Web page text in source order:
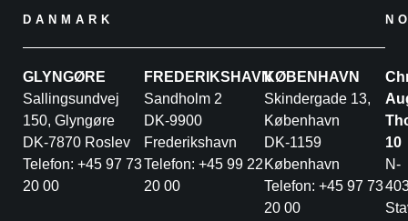
DANMARK
GLYNGØRE
Sallingsundvej
150, Glyngøre
DK-7870 Roslev
Telefon: +45 97 73
20 00
FREDERIKSHAVN
Sandholm 2
DK-9900
Frederikshavn
Telefon: +45 99 22
20 00
KØBENHAVN
Skindergade 13,
København
DK-1159
København
Telefon: +45 97 73
20 00
10
N-